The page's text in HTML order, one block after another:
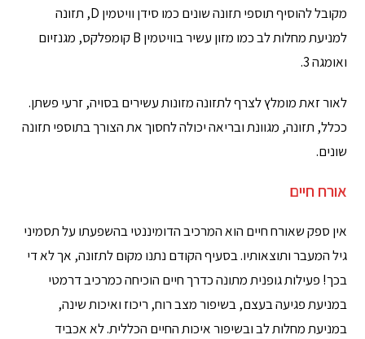
מקובל להוסיף תוספי תזונה שונים כמו סידן וויטמין D, תזונה
למניעת מחלות לב כמו מזון עשיר בוויטמין B קומפלקס, מגנזיום
ואומגה 3.
לאור זאת מומלץ לצרף לתזונה מזונות עשירים בסויה, זרעי פשתן.
ככלל, תזונה, מגוונת ובריאה יכולה לחסוך את הצורך בתוספי תזונה
שונים.
אורח חיים
אין ספק שאורח חיים הוא המרכיב הדומיננטי בהשפעתו על תסמיני
גיל המעבר ותוצאותיו. בסעיף הקודם נתנו מקום לתזונה, אך לא די
בכך! פעילות גופנית מתונה כדרך חיים הוכיחה כמרכיב דרמטי
במניעת פגיעה בעצם, בשיפור מצב רוח, ריכוז ואיכות שינה,
במניעת מחלות לב ובשיפור איכות החיים הכללית. לא אכביד